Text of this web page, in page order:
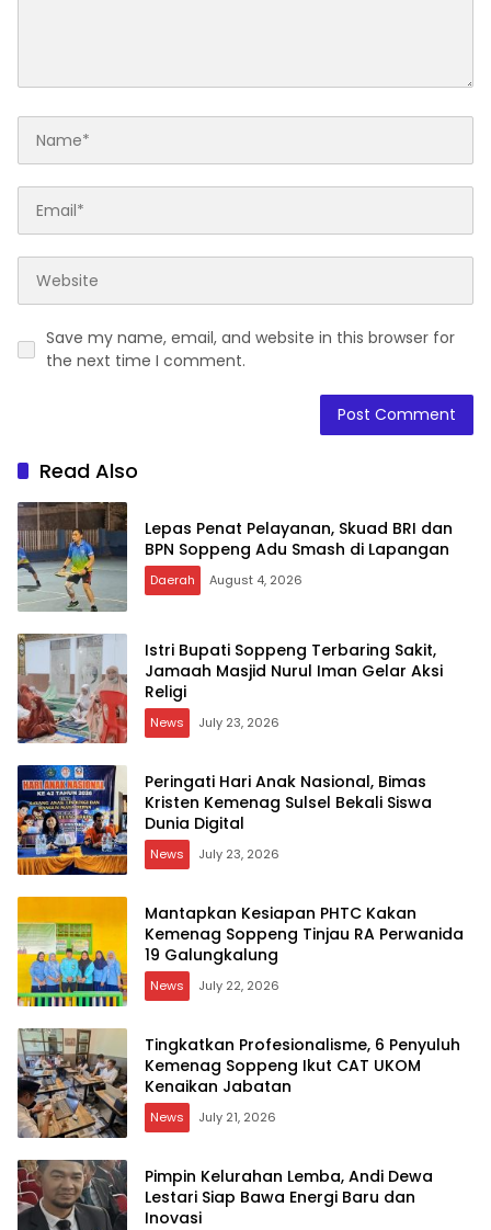
Save my name, email, and website in this browser for
the next time I comment.
Read Also
Lepas Penat Pelayanan, Skuad BRI dan
BPN Soppeng Adu Smash di Lapangan
Daerah August 4, 2026
Istri Bupati Soppeng Terbaring Sakit,
Jamaah Masjid Nurul Iman Gelar Aksi
Religi
News July 23, 2026
Peringati Hari Anak Nasional, Bimas
Kristen Kemenag Sulsel Bekali Siswa
Dunia Digital
News July 23, 2026
Mantapkan Kesiapan PHTC Kakan
Kemenag Soppeng Tinjau RA Perwanida
19 Galungkalung
News July 22, 2026
Tingkatkan Profesionalisme, 6 Penyuluh
Kemenag Soppeng Ikut CAT UKOM
Kenaikan Jabatan
News July 21, 2026
Pimpin Kelurahan Lemba, Andi Dewa
Lestari Siap Bawa Energi Baru dan
Inovasi